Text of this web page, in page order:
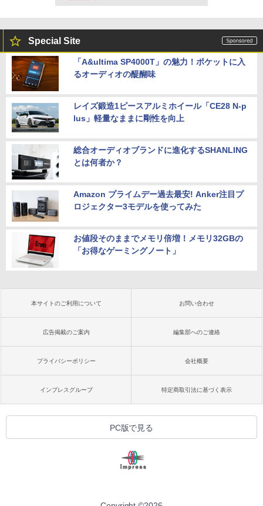
Special Site
「A&ultima SP4000T」の魅力！ポケットに入
るオーディオの醍醐味
レイズ鍛造1ピースアルミホイール「CE28 N-p
lus」軽量なままに剛性を向上
総合オーディオブランドに進化するSHANLING
とは何者か？
Amazon プライムデー過去最安! Anker注目プ
ロジェクター3モデルを使ってみた
お値段そのままでメモリ倍増！メモリ32GBの
「お得なゲーミングノート」
本サイトのご利用について お問い合わせ
広告掲載のご案内 編集部へのご連絡
プライバシーポリシー 会社概要
インプレスグループ 特定商取引法に基づく表示
PC版で見る